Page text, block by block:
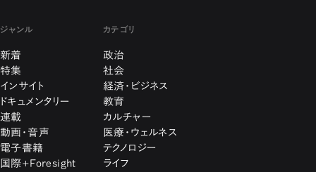
ジャンル
新着
特集
インサイト
ドキュメンタリー
連載
動画・音声
電子書籍
国際+Foresight
カテゴリ
政治
社会
経済・ビジネス
教育
カルチャー
医療・ウェルネス
テクノロジー
ライフ